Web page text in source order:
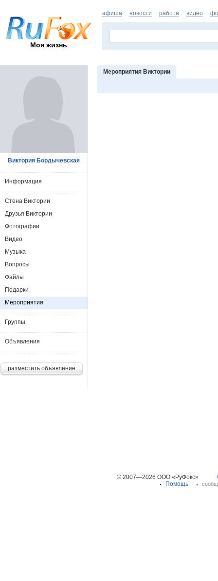
Моя жизнь
афиша новости работа видео
Мероприятия Виктории
Виктория Бордычевская
Информация
Стена Виктории
Друзья Виктории
Фотографии
Видео
Музыка
Вопросы
Файлы
Подарки
Мероприятия
Группы
Объявления
разместить объявление
© 2007—2026 ООО «РуФокс»
Помощь